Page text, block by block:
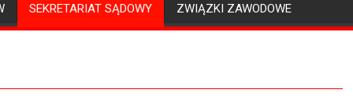
SEKRETARIAT SĄDOWY ZWIĄZKI ZAWODOWE